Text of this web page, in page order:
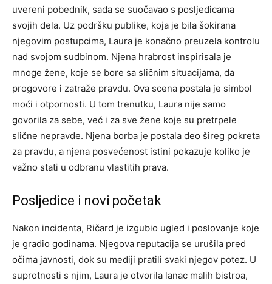
uvereni pobednik, sada se suočavao s posljedicama
svojih dela. Uz podršku publike, koja je bila šokirana
njegovim postupcima, Laura je konačno preuzela kontrolu
nad svojom sudbinom. Njena hrabrost inspirisala je
mnoge žene, koje se bore sa sličnim situacijama, da
progovore i zatraže pravdu. Ova scena postala je simbol
moći i otpornosti. U tom trenutku, Laura nije samo
govorila za sebe, već i za sve žene koje su pretrpele
slične nepravde. Njena borba je postala deo šireg pokreta
za pravdu, a njena posvećenost istini pokazuje koliko je
važno stati u odbranu vlastitih prava.
Posljedice i novi početak
Nakon incidenta, Ričard je izgubio ugled i poslovanje koje
je gradio godinama. Njegova reputacija se urušila pred
očima javnosti, dok su mediji pratili svaki njegov potez. U
suprotnosti s njim, Laura je otvorila lanac malih bistroa,